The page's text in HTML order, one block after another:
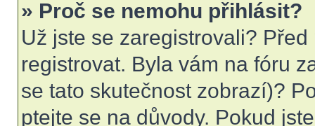
» Proč se nemohu přihlásit?
Už jste se zaregistrovali?
registrovat. Byla vám na fóru
se tato skutečnost zobrazí)?
ptejte se na důvody. Pokud